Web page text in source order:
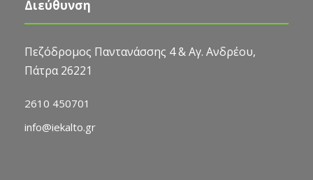
Διεύθυνση
Πεζόδρομος Παντανάσσης 4 & Αγ. Ανδρέου,
Πάτρα 26221
2610 450701
info@iekalto.gr